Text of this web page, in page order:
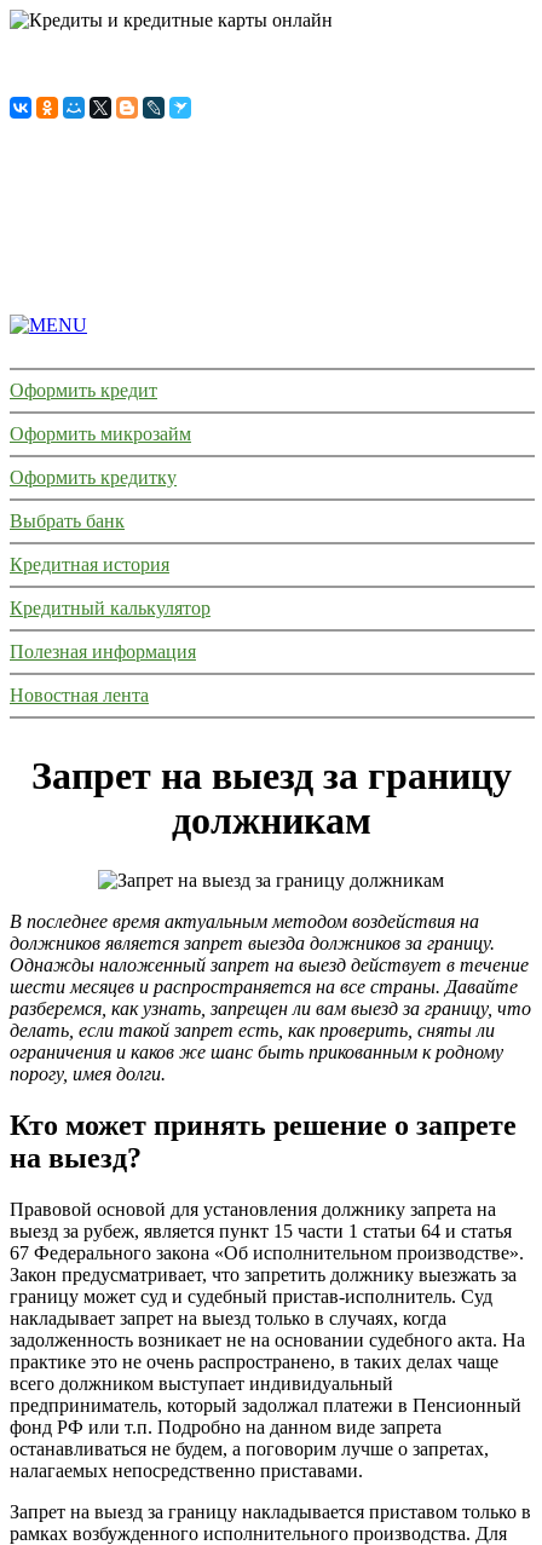
Оформить кредит
Оформить микрозайм
Оформить кредитку
Выбрать банк
Кредитная история
Кредитный калькулятор
Полезная информация
Новостная лента
Запрет на выезд за границу
должникам
В последнее время актуальным методом воздействия на
должников является запрет выезда должников за границу.
Однажды наложенный запрет на выезд действует в течение
шести месяцев и распространяется на все страны. Давайте
разберемся, как узнать, запрещен ли вам выезд за границу, что
делать, если такой запрет есть, как проверить, сняты ли
ограничения и каков же шанс быть прикованным к родному
порогу, имея долги.
Кто может принять решение о запрете
на выезд?
Правовой основой для установления должнику запрета на
выезд за рубеж, является пункт 15 части 1 статьи 64 и статья
67 Федерального закона «Об исполнительном производстве».
Закон предусматривает, что запретить должнику выезжать за
границу может суд и судебный пристав-исполнитель. Суд
накладывает запрет на выезд только в случаях, когда
задолженность возникает не на основании судебного акта. На
практике это не очень распространено, в таких делах чаще
всего должником выступает индивидуальный
предприниматель, который задолжал платежи в Пенсионный
фонд РФ или т.п. Подробно на данном виде запрета
останавливаться не будем, а поговорим лучше о запретах,
налагаемых непосредственно приставами.
Запрет на выезд за границу накладывается приставом только в
рамках возбужденного исполнительного производства. Для